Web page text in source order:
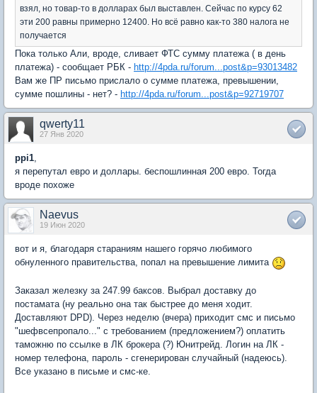
взял, но товар-то в долларах был выставлен. Сейчас по курсу 62
эти 200 равны примерно 12400. Но всё равно как-то 380 налога не
получается
Пока только Али, вроде, сливает ФТС сумму платежа ( в день
платежа) - сообщает РБК - http://4pda.ru/forum...post&p=93013482
Вам же ПР письмо прислало о сумме платежа, превышении,
сумме пошлины - нет? - http://4pda.ru/forum...post&p=92719707
qwerty11
27 Янв 2020
ppi1,
я перепутал евро и доллары. беспошлинная 200 евро. Тогда
вроде похоже
Naevus
19 Июн 2020
вот и я, благодаря стараниям нашего горячо любимого
обнуленного правительства, попал на превышение лимита
Заказал железку за 247.99 баксов. Выбрал доставку до
постамата (ну реально она так быстрее до меня ходит.
Доставляют DPD). Через неделю (вчера) приходит смс и письмо
"шефвсепропало..." с требованием (предложением?) оплатить
таможню по ссылке в ЛК брокера (?) Юнитрейд. Логин на ЛК -
номер телефона, пароль - сгенерирован случайный (надеюсь).
Все указано в письме и смс-ке.